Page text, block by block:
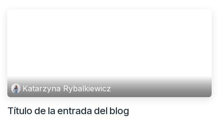
Katarzyna Rybalkiewicz
Título de la entrada del blog